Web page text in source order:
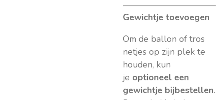
Gewichtje toevoegen
Om de ballon of tros
netjes op zijn plek te
houden, kun
je optioneel een
gewichtje bijbestellen.